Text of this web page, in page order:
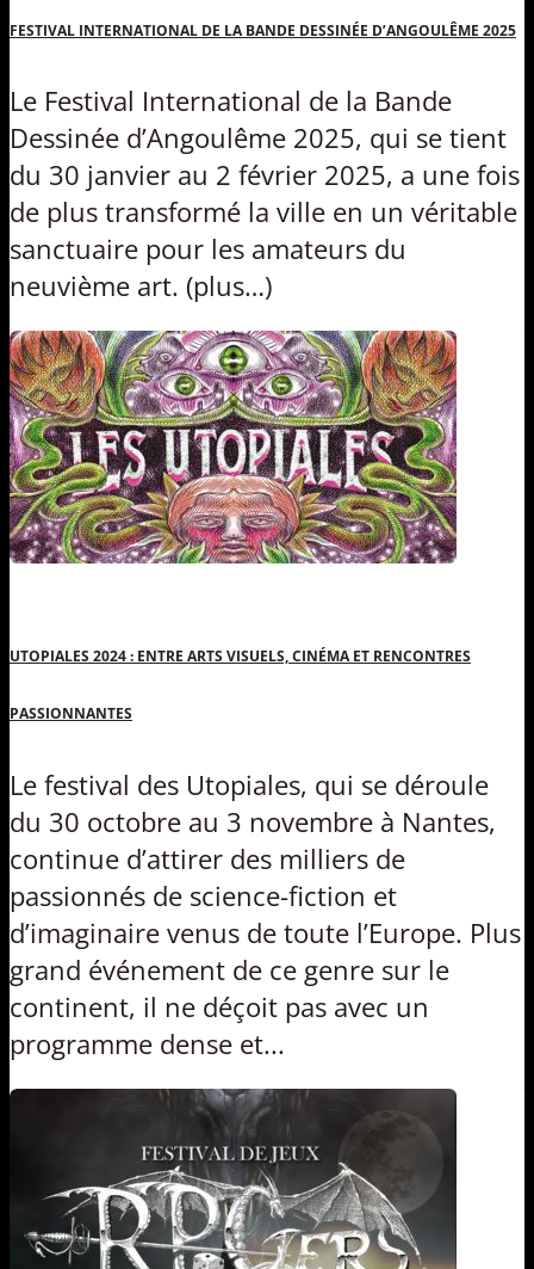
FESTIVAL INTERNATIONAL DE LA BANDE DESSINÉE D’ANGOULÊME 2025
Le Festival International de la Bande
Dessinée d’Angoulême 2025, qui se tient
du 30 janvier au 2 février 2025, a une fois
de plus transformé la ville en un véritable
sanctuaire pour les amateurs du
neuvième art. (plus…)
UTOPIALES 2024 : ENTRE ARTS VISUELS, CINÉMA ET RENCONTRES
PASSIONNANTES
Le festival des Utopiales, qui se déroule
du 30 octobre au 3 novembre à Nantes,
continue d’attirer des milliers de
passionnés de science-fiction et
d’imaginaire venus de toute l’Europe. Plus
grand événement de ce genre sur le
continent, il ne déçoit pas avec un
programme dense et...